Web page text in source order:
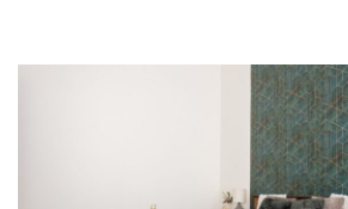
59.000.000Ft